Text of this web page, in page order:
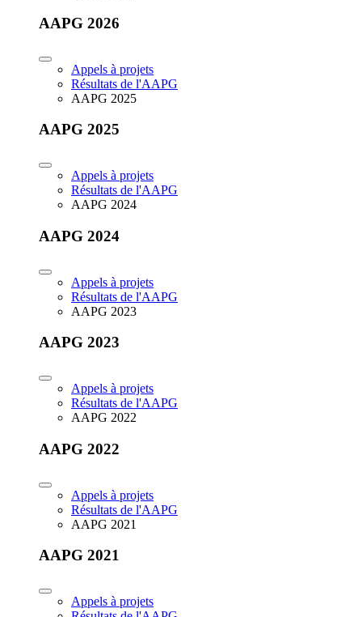
AAPG 2026
Appels à projets
Résultats de l'AAPG
AAPG 2025
AAPG 2025
Appels à projets
Résultats de l'AAPG
AAPG 2024
AAPG 2024
Appels à projets
Résultats de l'AAPG
AAPG 2023
AAPG 2023
Appels à projets
Résultats de l'AAPG
AAPG 2022
AAPG 2022
Appels à projets
Résultats de l'AAPG
AAPG 2021
AAPG 2021
Appels à projets